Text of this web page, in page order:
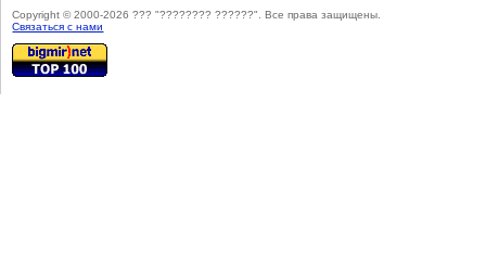
Copyright © 2000-2026 ??? "???????? ??????". Все права защищены.
Cвязаться с нами